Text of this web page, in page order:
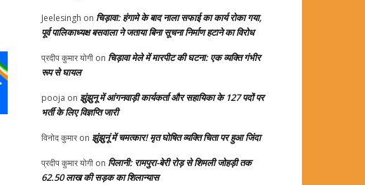
Jeelesingh on चिड़ावा: हंगामे के बाद नाला सफाई का कार्य रोका गया,
पूर्व पालिकाध्यक्ष बसवाला ने जताया बिना सूचना निर्माण हटाने का विरोध
प्रदीप कुमार योगी on चिड़ावा मेले में मारपीट की घटना: एक व्यक्ति गंभीर
रूप से घायल
pooja on झुंझुनू में आंगनवाड़ी कार्यकर्ता और सहायिका के 127 पदों पर
भर्ती के लिए विज्ञप्ति जारी
विनोद कुमारon झुंझुनूं में चमत्कार! मृत घोषित व्यक्ति चिता पर हुआ जिंदा
प्रदीप कुमार योगी on पिलानी: रामपुरा-बेरी रोड़ से शिमली जोहड़ी तक
62.50 लाख की सड़क का शिलान्यास